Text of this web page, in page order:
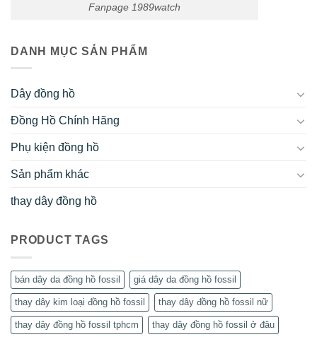
Fanpage 1989watch
DANH MỤC SẢN PHẨM
Dây đồng hồ
Đồng Hồ Chính Hãng
Phụ kiện đồng hồ
Sản phẩm khác
thay dây đồng hồ
PRODUCT TAGS
bán dây da đồng hồ fossil giá dây da đồng hồ fossil
thay dây kim loại đồng hồ fossil thay dây đồng hồ fossil nữ
thay dây đồng hồ fossil tphcm thay dây đồng hồ fossil ở đâu